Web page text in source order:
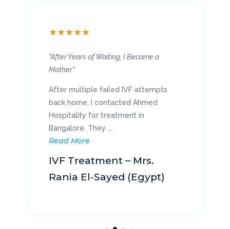
★★★★★
"After Years of Waiting, I Became a
Mother"
After multiple failed IVF attempts
back home, I contacted Ahmed
Hospitality for treatment in
Bangalore. They ...
Read More
IVF Treatment – Mrs.
Rania El-Sayed (Egypt)